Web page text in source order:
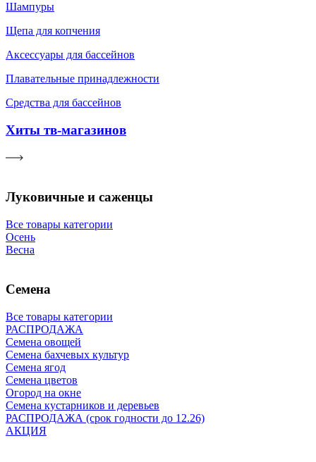
Шампуры
Щепа для копчения
Аксессуары для бассейнов
Плавательные принадлежности
Средства для бассейнов
Хиты тв-магазинов
Луковичные и саженцы
Все товары категории
Осень
Весна
Семена
Все товары категории
РАСПРОДАЖА
Семена овощей
Семена бахчевых культур
Семена ягод
Семена цветов
Огород на окне
Семена кустарников и деревьев
РАСПРОДАЖА (срок годности до 12.26)
АКЦИЯ